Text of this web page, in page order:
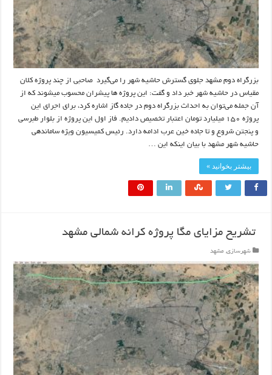
بزرگراه دوم مشهد جلوی گسترش حاشیه شهر را می‌گیرد صاحبی از چند پروژه کلان
مقیاس در حاشیه شهر خبر داد و گفت: این پروژه ها پیشران محسوب میشوند که از
آن جمله می‌توان به احداث بزرگراه دوم در جاده گاز اشاره کرد، برای اجرای این
پروژه ۱۵۰ میلیارد تومان اعتبار تخصیص دادیم. فاز اول این پروژه از بلوار طبرسی
و پنجتن شروع و تا جاده خین عرب ادامه دارد. رئیس کمیسیون ویژه ساماندهی
حاشیه شهر مشهد با بیان اینکه این …
بیشتر بخوانید »
تشریح مزایای مگا پروژه کرانه شمالی مشهد
شهرسازی, مشهد